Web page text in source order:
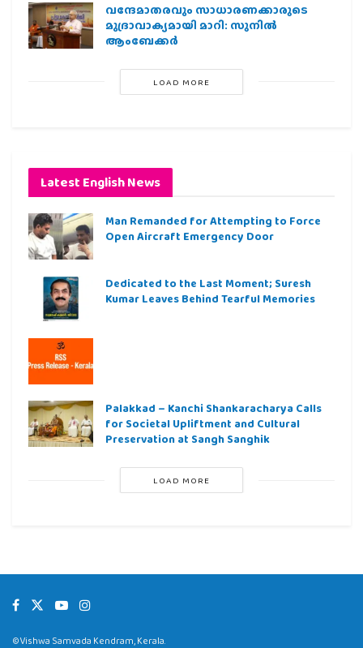
വന്ദേമാതരവും സാധാരണക്കാരുടെ
മുദ്രാവാക്യമായി മാറി: സുനിൽ
ആംബേക്കർ
LOAD MORE
Latest English News
Man Remanded for Attempting to Force
Open Aircraft Emergency Door
Dedicated to the Last Moment; Suresh
Kumar Leaves Behind Tearful Memories
Palakkad – Kanchi Shankaracharya Calls
for Societal Upliftment and Cultural
Preservation at Sangh Sanghik
LOAD MORE
©Vishwa Samvada Kendram, Kerala.